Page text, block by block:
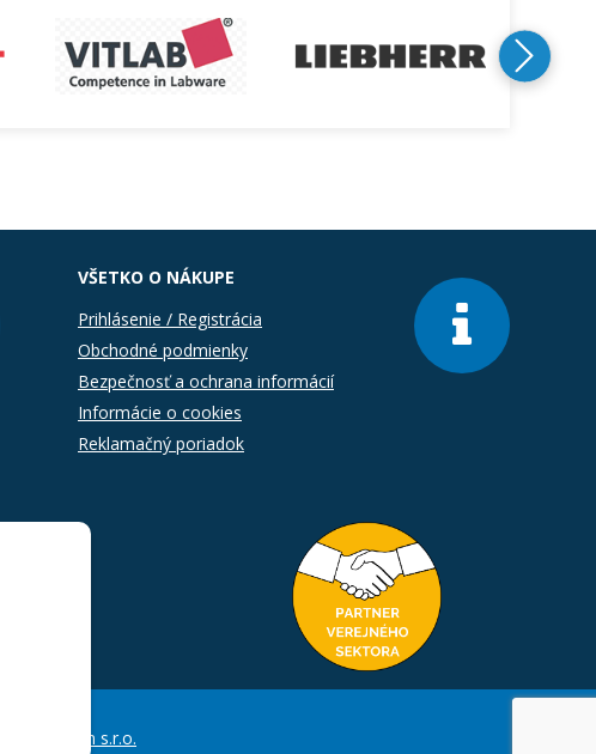
VŠETKO O NÁKUPE
Prihlásenie / Registrácia
Obchodné podmienky
Bezpečnosť a ochrana informácií
Informácie o cookies
Reklamačný poriadok
NextCom s.r.o.